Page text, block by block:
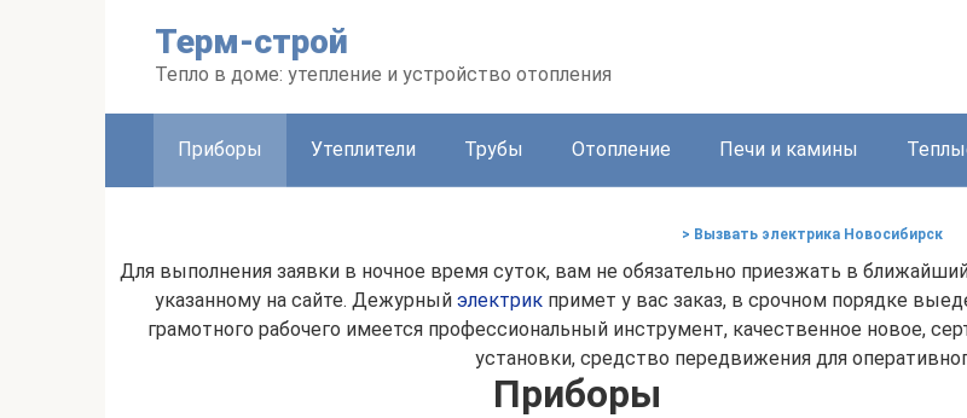
Терм-строй
Тепло в доме: утепление и устройство отопления
Приборы Утеплители Трубы Отопление Печи и камины
> Вызвать электрика Новосибирск
Для выполнения заявки в ночное время суток, вам не обязательно приезжать в
указанному на сайте. Дежурный электрикпримет у вас заказ, в срочном порядке
грамотного рабочего имеется профессиональный инструмент, качественное новое,
установки, средство передвижения для
Приборы